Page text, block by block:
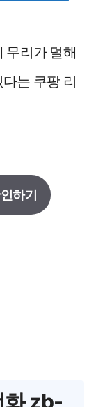
무리가 덜해
는 쿠팡 리
하기
zb-